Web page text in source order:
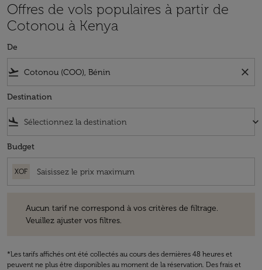
Offres de vols populaires à partir de
Cotonou à Kenya
De
flight_takeoff close
Destination
flight_land keyboard_arrow_down
Budget
XOF
Aucun tarif ne correspond à vos critères de filtrage.
Veuillez ajuster vos filtres.
*Les tarifs affichés ont été collectés au cours des dernières 48 heures et
peuvent ne plus être disponibles au moment de la réservation. Des frais et